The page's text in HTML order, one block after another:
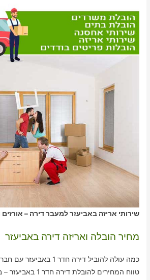
שירותי אריזה באביעזר למעבר דירה –
מחיר הובלה ואריזה דירה באביעזר
כמה עולה להוביל דירה חדר 1 באביעזר עם חברת הובלה כולל אריזה?
טווח המחירים להובלת דירה חדר 1 באביעזר – בין 370-750 ש"ח